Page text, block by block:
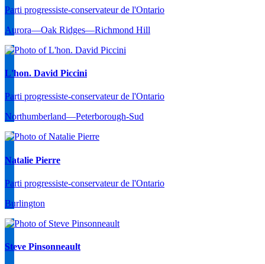
Parti progressiste-conservateur de l'Ontario
Aurora—Oak Ridges—Richmond Hill
L'hon. David Piccini
Parti progressiste-conservateur de l'Ontario
Northumberland—Peterborough-Sud
Natalie Pierre
Parti progressiste-conservateur de l'Ontario
Burlington
Steve Pinsonneault